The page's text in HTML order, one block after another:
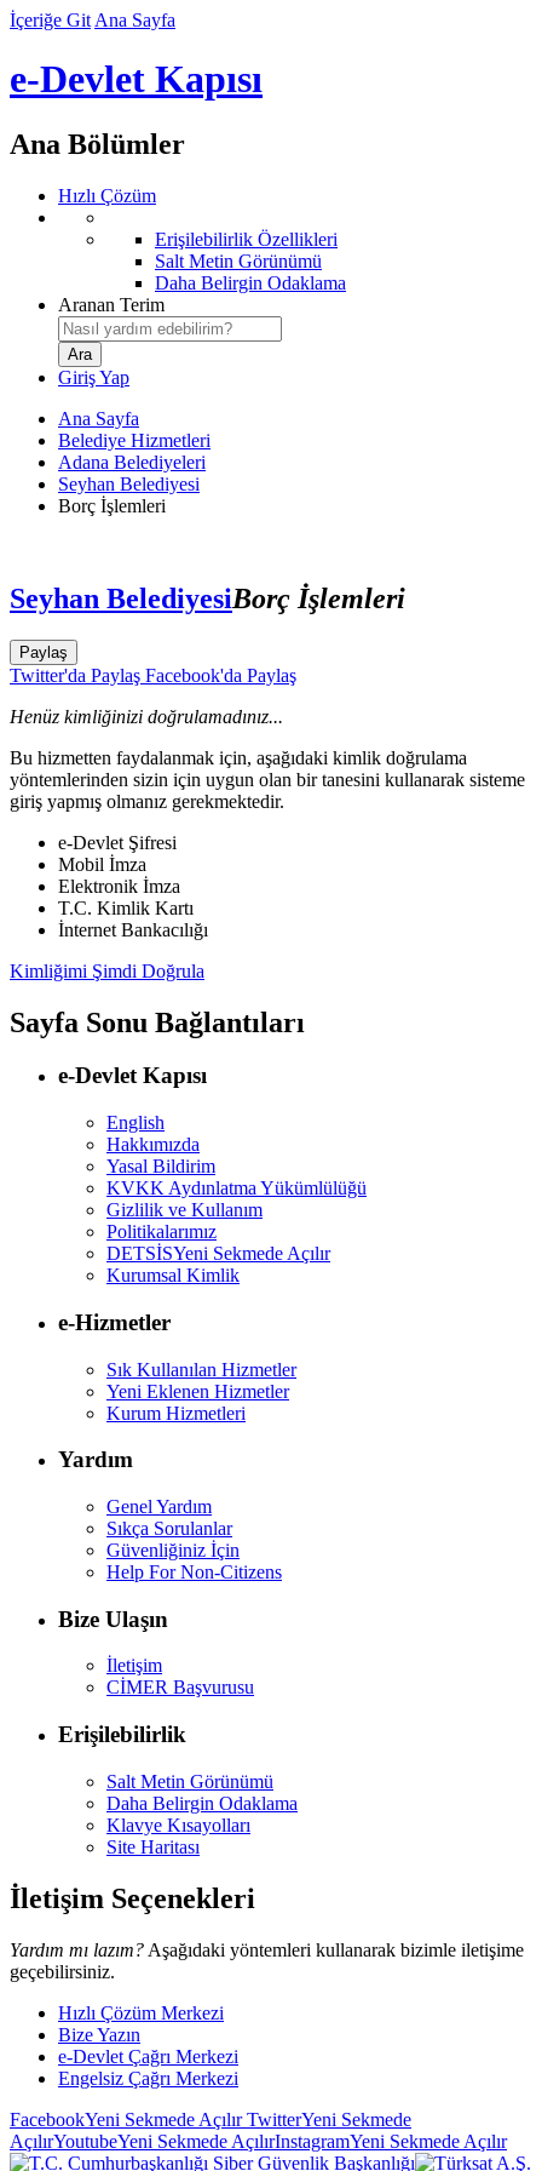
İçeriğe Git Ana Sayfa
e-Devlet Kapısı
Ana Bölümler
Hızlı Çözüm
Erişilebilirlik Özellikleri
Salt Metin Görünümü
Daha Belirgin Odaklama
Aranan Terim
Giriş Yap
Ana Sayfa
Belediye Hizmetleri
Adana Belediyeleri
Seyhan Belediyesi
Borç İşlemleri
Seyhan BelediyesiBorç İşlemleri
Paylaş
Twitter'da Paylaş Facebook'da Paylaş
Henüz kimliğinizi doğrulamadınız...
Bu hizmetten faydalanmak için, aşağıdaki kimlik doğrulama
yöntemlerinden sizin için uygun olan bir tanesini kullanarak sisteme
giriş yapmış olmanız gerekmektedir.
e-Devlet Şifresi
Mobil İmza
Elektronik İmza
T.C. Kimlik Kartı
İnternet Bankacılığı
Kimliğimi Şimdi Doğrula
Sayfa Sonu Bağlantıları
e-Devlet Kapısı
English
Hakkımızda
Yasal Bildirim
KVKK Aydınlatma Yükümlülüğü
Gizlilik ve Kullanım
Politikalarımız
DETSİSYeni Sekmede Açılır
Kurumsal Kimlik
e-Hizmetler
Sık Kullanılan Hizmetler
Yeni Eklenen Hizmetler
Kurum Hizmetleri
Yardım
Genel Yardım
Sıkça Sorulanlar
Güvenliğiniz İçin
Help For Non-Citizens
Bize Ulaşın
İletişim
CİMER Başvurusu
Erişilebilirlik
Salt Metin Görünümü
Daha Belirgin Odaklama
Klavye Kısayolları
Site Haritası
İletişim Seçenekleri
Yardım mı lazım? Aşağıdaki yöntemleri kullanarak bizimle iletişime
geçebilirsiniz.
Hızlı Çözüm Merkezi
Bize Yazın
e-Devlet Çağrı Merkezi
Engelsiz Çağrı Merkezi
FacebookYeni Sekmede AçılırTwitterYeni Sekmede
AçılırYoutubeYeni Sekmede AçılırInstagramYeni Sekmede Açılır